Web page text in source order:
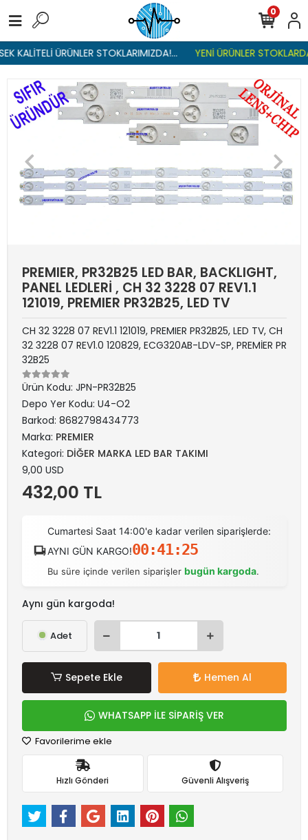
KALİTELİ ÜRÜNLER STOKLARIMIZDA!... YENİ ÜRÜNLER
0
PREMIER, PR32B25 LED BAR, BACKLIGHT,
PANEL LEDLERİ , CH 32 3228 07 REV1.1
121019, PREMIER PR32B25, LED TV
CH 32 3228 07 REV1.1 121019, PREMIER PR32B25, LED TV, CH
32 3228 07 REV1.0 120829, ECG320AB-LDV-SP, PREMİER PR
32B25
Ürün Kodu: JPN-PR32B25
Depo Yer Kodu: U4-O2
Barkod: 8682798434773
Marka: PREMIER
Kategori: DİĞER MARKA LED BAR TAKIMI
9,00 USD
432,00 TL
Cumartesi Saat 14:00'e kadar verilen siparişlerde:
AYNI GÜN KARGO!00:41:25
Bu süre içinde verilen siparişler bugün kargoda.
Aynı gün kargoda!
Adet
Sepete Ekle Hemen Al
WHATSAPP İLE SİPARİŞ VER
Favorilerime ekle
Hızlı Gönderi Güvenli Alışveriş